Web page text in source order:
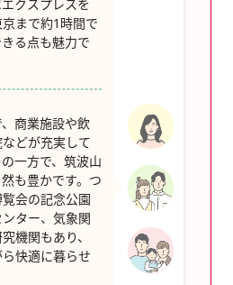
クスプレスを
まで約1時間で
る点も魅力で
商業施設や飲
どが充実して
一方で、筑波山
も豊かです。つ
会の記念公園
ター、気象関
機関もあり、
快適に暮らせ